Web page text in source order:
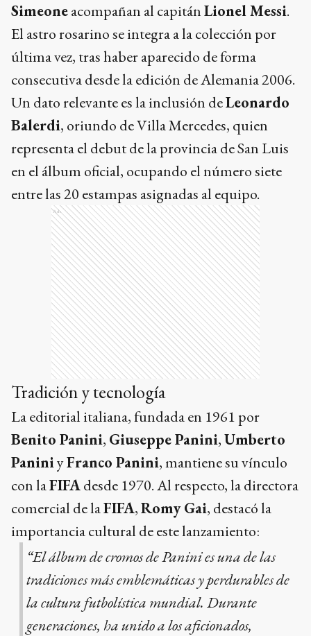
Simeoneacompañan al capitánLionel Messi.
El astro rosarino se integra a la colección por
última vez, tras haber aparecido de forma
consecutiva desde la edición de Alemania 2006.
Un dato relevante es la inclusión deLeonardo
Balerdi, oriundo de Villa Mercedes, quien
representa el debut de la provincia de San Luis
en el álbum oficial, ocupando el número siete
entre las 20 estampas asignadas al equipo.
Ads
Tradición y tecnología
La editorial italiana, fundada en 1961 por
Benito Panini, Giuseppe Panini,Umberto
PaniniyFranco Panini, mantiene su vínculo
con laFIFAdesde 1970. Al respecto, la directora
comercial de laFIFA,Romy Gai, destacó la
importancia cultural de este lanzamiento:
“El álbum de cromos de Panini es una de las
tradiciones más emblemáticas y perdurables de
la cultura futbolística mundial. Durante
generaciones, ha unido a los aficionados,